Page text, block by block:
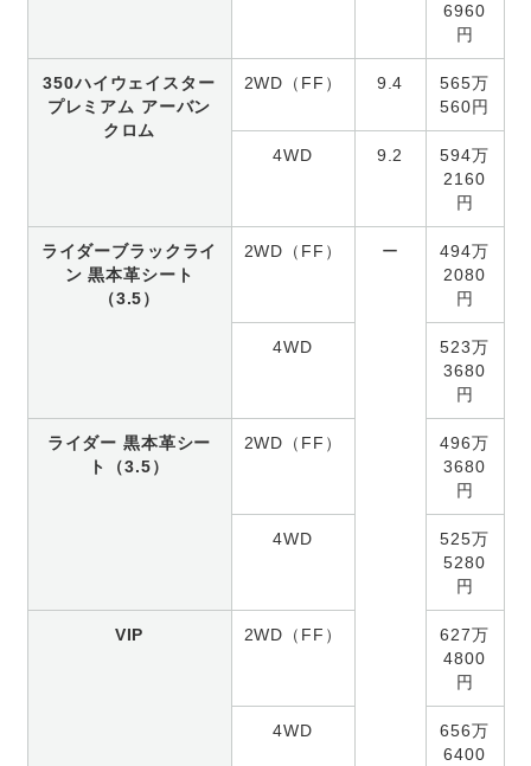
6960
円
350ハイウェイスター
プレミアム アーバン
クロム
2WD（FF） 9.4
565万
560円
4WD 9.2
594万
2160
円
ライダーブラックライ
ン 黒本革シート
（3.5）
2WD（FF） ー
494万
2080
円
4WD
523万
3680
円
ライダー 黒本革シー
ト（3.5）
2WD（FF）
496万
3680
円
4WD
525万
5280
円
VIP 2WD（FF）
627万
4800
円
4WD
656万
6400